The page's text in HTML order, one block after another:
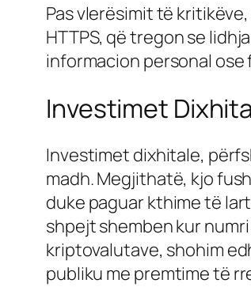
Pas vlerësimit të
HTTPS, që tregon se
informacion personal ose
Investimet
Investimet dixhitale,
madh. Megjithatë, kjo
duke paguar kthime të
shpejt shemben kur
kriptovalutave, shohim
publiku me premtime të